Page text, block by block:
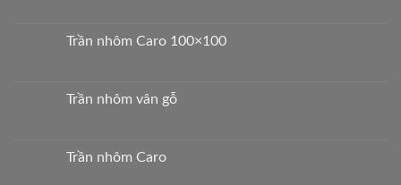
Trần nhôm Caro 100×100
Trần nhôm vân gỗ
Trần nhôm Caro